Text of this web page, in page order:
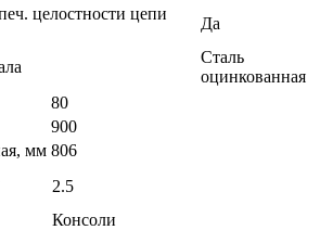
целостности цепи
Да
Сталь
оцинкованная
80
900
мм 806
2.5
Консоли